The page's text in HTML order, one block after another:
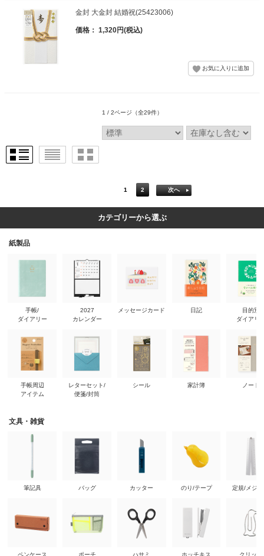
金封 大金封 結婚祝(25423006)
価格： 1,320円(税込)
1 / 2ページ （全29件）
1 2 次へ
カテゴリーから選ぶ
紙製品
手帳/
ダイアリー
手帳周辺
アイテム
2027
カレンダー
レターセット/
便箋/封筒
メッセージカード
シール
日記
家計簿
目的別
ダイアリ
ノート
文具・雑貨
筆記具
ペンケース
バッグ
ポーチ
カッター
ハサミ
のり/テープ
ホッチキス
定規/メジ
クリップ